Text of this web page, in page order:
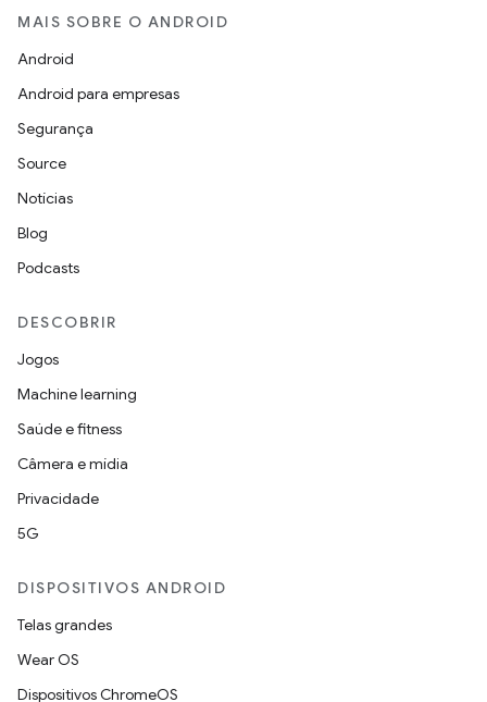
MAIS SOBRE O ANDROID
Android
Android para empresas
Segurança
Source
Notícias
Blog
Podcasts
DESCOBRIR
Jogos
Machine learning
Saúde e fitness
Câmera e mídia
Privacidade
5G
DISPOSITIVOS ANDROID
Telas grandes
Wear OS
Dispositivos ChromeOS